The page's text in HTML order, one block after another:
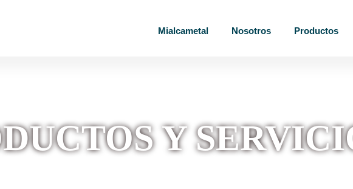
Mialcametal Nosotros Productos
Y